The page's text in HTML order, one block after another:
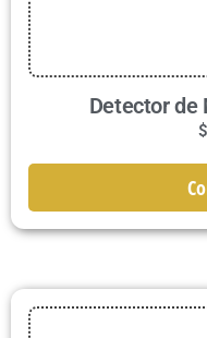
Detector de
$